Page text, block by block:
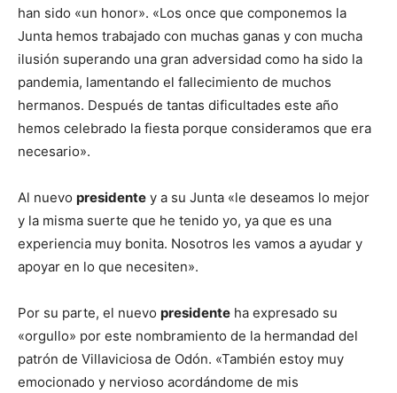
han sido «un honor». «Los once que componemos la
Junta hemos trabajado con muchas ganas y con mucha
ilusión superando una gran adversidad como ha sido la
pandemia, lamentando el fallecimiento de muchos
hermanos. Después de tantas dificultades este año
hemos celebrado la fiesta porque consideramos que era
necesario».
Al nuevo presidente y a su Junta «le deseamos lo mejor
y la misma suerte que he tenido yo, ya que es una
experiencia muy bonita. Nosotros les vamos a ayudar y
apoyar en lo que necesiten».
Por su parte, el nuevo presidente ha expresado su
«orgullo» por este nombramiento de la hermandad del
patrón de Villaviciosa de Odón. «También estoy muy
emocionado y nervioso acordándome de mis